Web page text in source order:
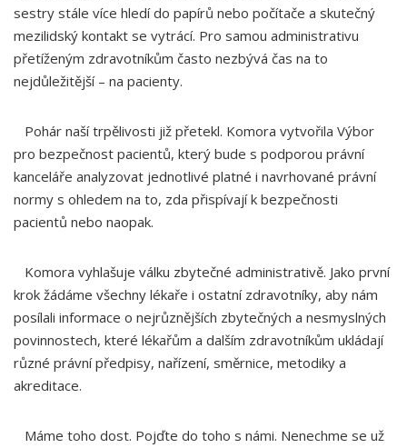
sestry stále více hledí do papírů nebo počítače a skutečný
mezilidský kontakt se vytrácí. Pro samou administrativu
přetíženým zdravotníkům často nezbývá čas na to
nejdůležitější – na pacienty.
Pohár naší trpělivosti již přetekl. Komora vytvořila Výbor
pro bezpečnost pacientů, který bude s podporou právní
kanceláře analyzovat jednotlivé platné i navrhované právní
normy s ohledem na to, zda přispívají k bezpečnosti
pacientů nebo naopak.
Komora vyhlašuje válku zbytečné administrativě. Jako první
krok žádáme všechny lékaře i ostatní zdravotníky, aby nám
posílali informace o nejrůznějších zbytečných a nesmyslných
povinnostech, které lékařům a dalším zdravotníkům ukládají
různé právní předpisy, nařízení, směrnice, metodiky a
akreditace.
Máme toho dost. Pojďte do toho s námi. Nenechme se už